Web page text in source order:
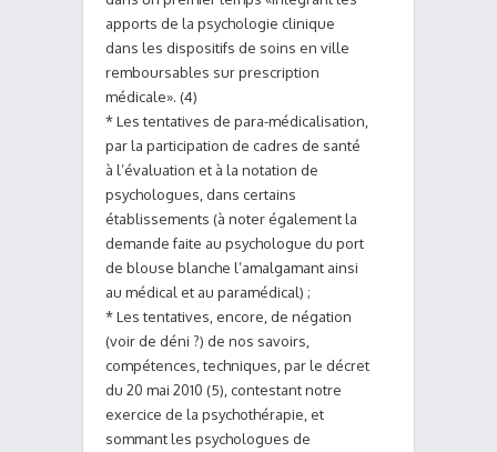
apports de la psychologie clinique
dans les dispositifs de soins en ville
remboursables sur prescription
médicale». (4)
* Les tentatives de para-médicalisation,
par la participation de cadres de santé
à l’évaluation et à la notation de
psychologues, dans certains
établissements (à noter également la
demande faite au psychologue du port
de blouse blanche l’amalgamant ainsi
au médical et au paramédical) ;
* Les tentatives, encore, de négation
(voir de déni ?) de nos savoirs,
compétences, techniques, par le décret
du 20 mai 2010 (5), contestant notre
exercice de la psychothérapie, et
sommant les psychologues de